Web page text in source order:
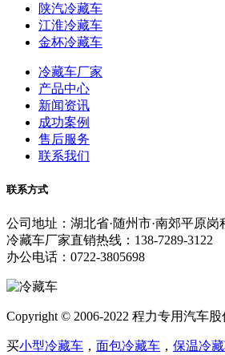
陕汽冷藏车
江淮冷藏车
金杯冷藏车
冷藏车厂家
产品中心
新闻资讯
成功案例
售后服务
联系我们
联系方式
公司地址：湖北省·随州市·南郊平原岗
冷藏车厂家直销热线：138-7289-3122
办公电话：0722-3805698
Copyright © 2006-2022 程力专用汽车
买小型冷藏车 ， 面包冷藏车 ， 保温冷